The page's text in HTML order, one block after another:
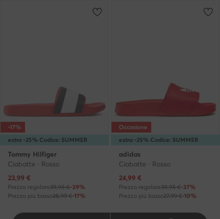
extra -25% Codice: SUMMER
-17%
Tommy Hilfiger
Ciabatte · Rosso
Prezzo attuale
23,99 €
Prezzo regolare39,95 €-39%
Prezzo più basso28,99 €-17%
extra -25% Codice: SUMMER
Occasione
adidas
Ciabatte · Rosso
Prezzo attuale
24,99 €
Prezzo regolare39,95 €-37%
Prezzo più basso27,99 €-10%